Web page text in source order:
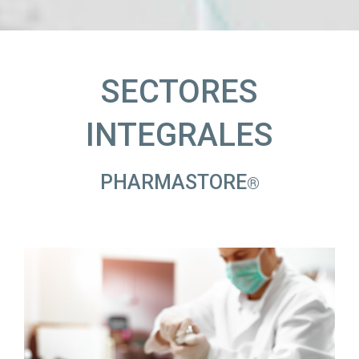
SECTORES
INTEGRALES
PHARMASTORE®